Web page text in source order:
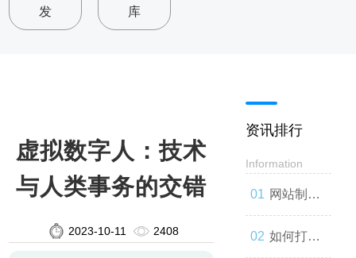
发 库
虚拟数字人：技术
与人类事务的交错
2023-10-11 2408
资讯排行
Information
网站制
作：让你
如何打造